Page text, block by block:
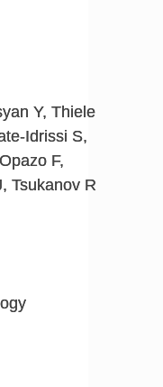
Y, Thiele
Idrissi S,
F,
Tsukanov R